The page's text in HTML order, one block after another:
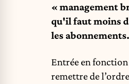
« management
qu'il faut moins
les abonnements.
Entrée en
remettre de